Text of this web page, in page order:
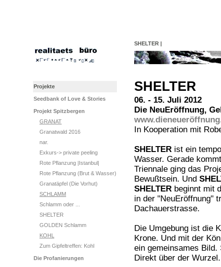
Projekte
Seedbank of Love & Stories
Projekt Spitzbergen
GRANAT
Granatwald 2016
nar.
Exkurs-> private peeling
Rote Pflanzung |Istanbul|
Rote Pflanzung (Brut & Wasser)
Granatäpfel (Die Vorhut)
SCHLAMM
Schlamm oder ...
SHELTER
GOLDEN Schlamm
KOHL
Zum Gipfeltreffen: Kohl
Die Profanierungen
SHELTER |
SHELTER
06. - 15. Juli 2012
Die NeuEröffnung,
In Kooperation mit
SHELTER ist ein
Wasser. Gerade
Triennale ging das
Bewußtsein. Und
SHELTER beginnt mit
in der "NeuEröffnung"
Dachauerstrasse.
Die Umgebung ist die
Krone. Und mit der
ein gemeinsames
Direkt über der